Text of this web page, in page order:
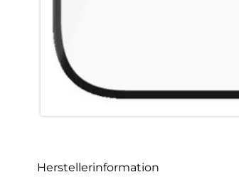
Herstellerinformation